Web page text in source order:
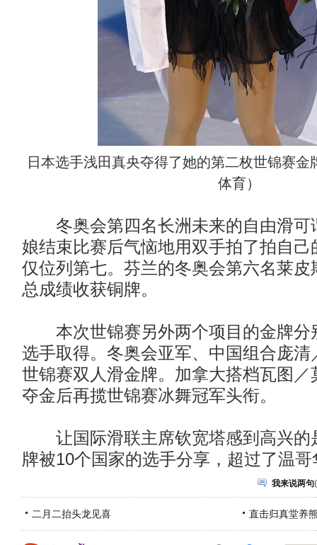
日本选手浅田真央夺得了她的第二枚世锦赛金
体育）
冬奥会第四名长洲未来的自由滑可
娘结束比赛后气恼地用双手拍了拍自己
仅位列第七。芬兰的冬奥会第六名莱皮
总成绩收获铜牌。
本次世锦赛另外两个项目的金牌分
选手取得。冬奥会亚军、中国组合庞清
世锦赛双人滑金牌。加拿大搭档瓦图／
夺金后再揽世锦赛冰舞冠军头衔。
让国际滑联主席钦宽塔感到高兴的
牌被10个国家的选手分享，超过了温
我来说两句(
二月二抬头龙见喜 直击归真堂养